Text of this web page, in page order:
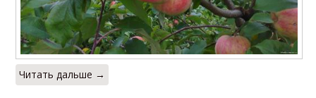
Читать дальше →